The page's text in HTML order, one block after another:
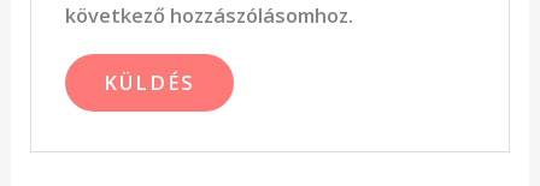
következő hozzászólásomhoz.